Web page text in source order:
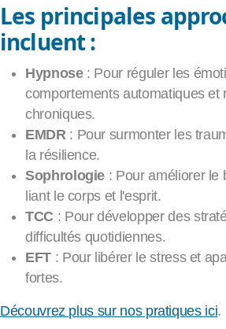
Les principales
incluent :
Hypnose: Pour réguler les
comportements automatiques et
chroniques.
EMDR: Pour surmonter les
la résilience.
Sophrologie : Pour améliorer le
liant le corps et l'esprit.
TCC : Pour développer des
difficultés quotidiennes.
EFT: Pour libérer le stress et
fortes.
Découvrez plus sur nos pratiques ici.